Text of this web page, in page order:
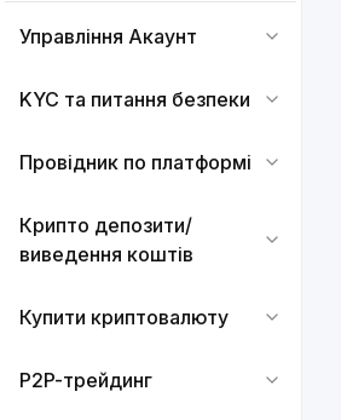
Управління Акаунт
KYC та питання безпеки
Провідник по платформі
Крипто депозити/
виведення коштів
Купити криптовалюту
P2P-трейдинг